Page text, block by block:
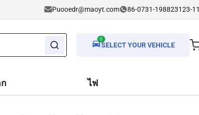
Puooedr@maoyt.com 86-0731-198823123-11
0
SELECT YOUR VEHICLE
ไฟ